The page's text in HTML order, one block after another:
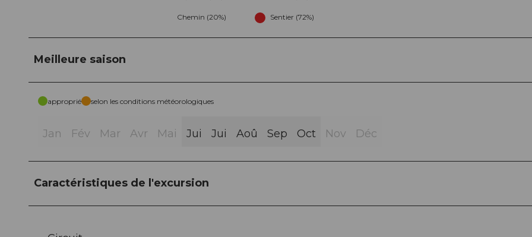
Chemin (20%) Sentier (72%)
Meilleure saison
approprié selon les conditions météorologiques
Jan Fév Mar Avr Mai Jui Jui Aoû Sep Oct Nov Déc
Caractéristiques de l'excursion